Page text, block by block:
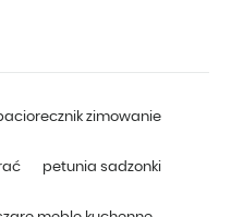
zimowanie
petunia sadzonki